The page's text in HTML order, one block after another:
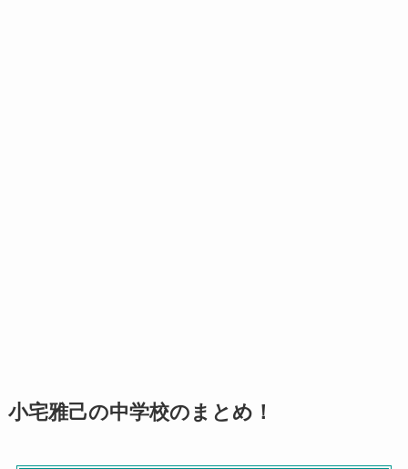
小宅雅己の中学校のまとめ！